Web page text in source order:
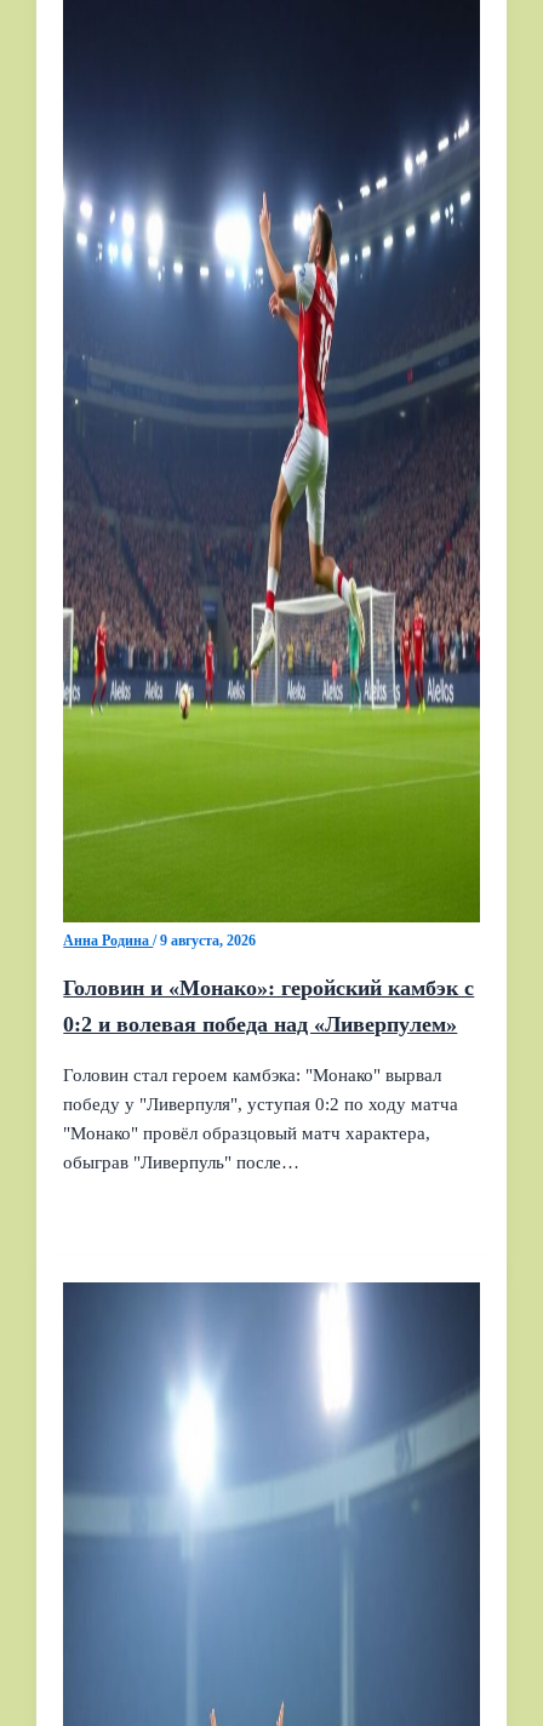
Анна Родина/9 августа, 2026
Головин и «Монако»: геройский камбэк с
0:2 и волевая победа над «Ливерпулем»
Головин стал героем камбэка: "Монако" вырвал
победу у "Ливерпуля", уступая 0:2 по ходу матча
"Монако" провёл образцовый матч характера,
обыграв "Ливерпуль" после…